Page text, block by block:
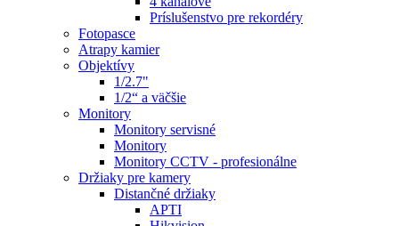
Príslušenstvo pre rekordéry
Fotopasce
Atrapy kamier
Objektívy
1/2.7"
1/2“ a väčšie
Monitory
Monitory servisné
Monitory
Monitory CCTV - profesionálne
Držiaky pre kamery
Distančné držiaky
APTI